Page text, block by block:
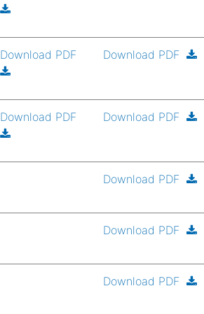
Download PDF Download PDF
Download PDF Download PDF
Download PDF
Download PDF
Download PDF